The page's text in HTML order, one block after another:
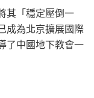
其「穩定壓倒一
成為北京擴展國際
了中國地下教會一